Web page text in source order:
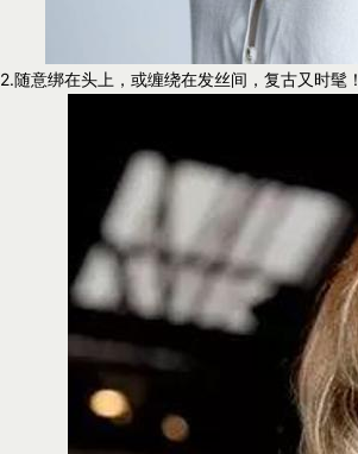
2.随意绑在头上，或缠绕在发丝间，复古又时髦！